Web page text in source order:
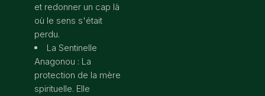
et redonner un cap là
où le sens s'était
perdu.
La Sentinelle
Anagonou : La
protection de la mère
spirituelle. Elle